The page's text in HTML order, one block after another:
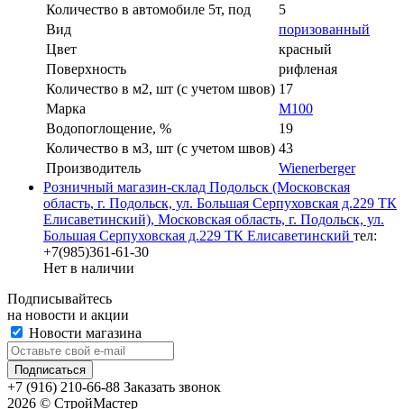
Количество в автомобиле 5т, под
5
Вид
поризованный
Цвет
красный
Поверхность
рифленая
Количество в м2, шт (с учетом швов) 17
Марка
М100
Водопоглощение, %
19
Количество в м3, шт (с учетом швов) 43
Производитель
Wienerberger
Розничный магазин-склад Подольск (Московская
область, г. Подольск, ул. Большая Серпуховская д.229 ТК
Елисаветинский), Московская область, г. Подольск, ул.
Большая Серпуховская д.229 ТК Елисаветинский тел:
+7(985)361-61-30
Нет в наличии
Подписывайтесь
на новости и акции
Новости магазина
+7 (916) 210-66-88 Заказать звонок
2026 © СтройМастер